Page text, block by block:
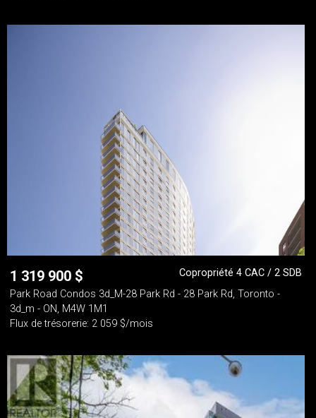
1 319 900 $
Copropriété 4 CAC / 2 SDB
Park Road Condos 3d_M-28 Park Rd - 28 Park Rd, Toronto -
3d_m - ON, M4W 1M1
Flux de trésorerie: 2 059 $/mois